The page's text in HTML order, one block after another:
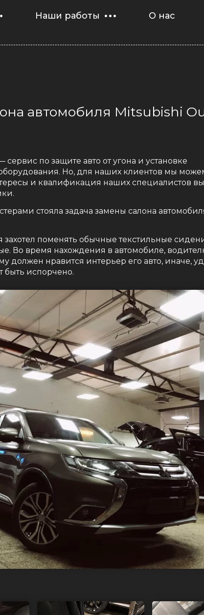
Наши работы О нас
автомобиля Mitsubishi
сервис по защите авто от угона и установке
Но, для наших клиентов мы
и квалификация наших специалистов
стояла задача замены салона
захотел поменять обычные текстильные
Во время нахождения в автомобиле,
должен нравится интерьер его авто, иначе,
быть испорчено.